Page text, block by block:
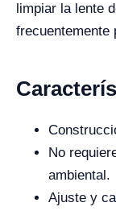
limpiar la lente
frecuentemente
No
ambiental.
Ajuste y